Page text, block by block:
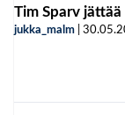
Tim Sparv
jukka_malm